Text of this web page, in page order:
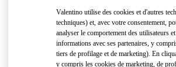
Valentino utilise des cookies et d'autres
techniques) et, avec votre consentement,
analyser le comportement des utilisateurs
informations avec ses partenaires, y
tiers de profilage et de marketing). En
y compris les cookies de marketing, de